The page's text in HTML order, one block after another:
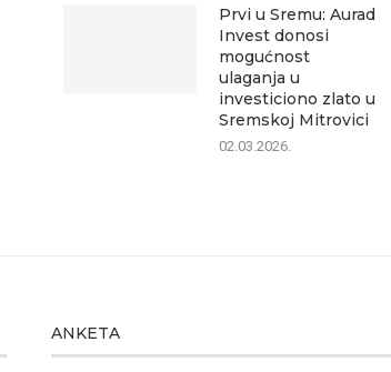
Prvi u Sremu: Aurad
Invest donosi
mogućnost
ulaganja u
investiciono zlato u
Sremskoj Mitrovici
02.03.2026.
ANKETA